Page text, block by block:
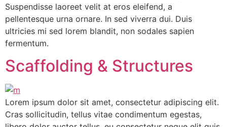
Suspendisse laoreet velit at eros eleifend, a
pellentesque urna ornare. In sed viverra dui. Duis
ultricies mi sed lorem blandit, non sodales sapien
fermentum.
Scaffolding & Structures
Lorem ipsum dolor sit amet, consectetur adipiscing elit.
Cras sollicitudin, tellus vitae condimentum egestas,